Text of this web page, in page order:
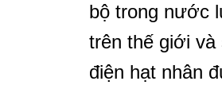
bộ trong nước
trên thế giới và
điện hạt nhân